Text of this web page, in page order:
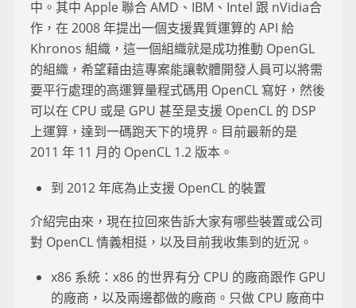
中。其中 Apple 聯合 AMD、IBM、Intel 跟 nVidia合
作，在 2008 年提出一個支援異質運算的 API 給
Khronos 組織，這一個組織就是成功推動 OpenGL
的組織，希望藉由這專案能讓軟體開發人員可以將需
要平行處理的高運算量程式碼用 OpenCL 寫好，然後
可以在 CPU 或是 GPU 甚至是支援 OpenCL 的 DSP
上運算，達到一碼跑天下的境界。目前最新的是
2011 年 11 月的 OpenCL 1.2 版本。
到 2012 年底為止支援 OpenCL 的裝置
介紹完由來，現在拉回來告訴大家有哪些裝置或公司
對 OpenCL 情義相挺，以及目前我收集到的近況。
x86 系統：x86 的世界有分 CPU 的廠商跟作 GPU
的廠商，以及兩邊都做的廠商。只做 CPU 廠商中